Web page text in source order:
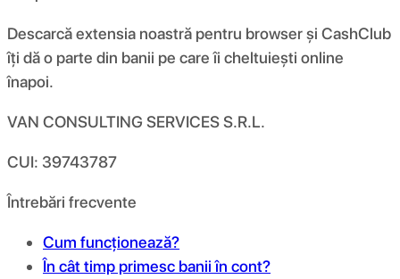
Descarcă extensia noastră pentru browser și CashClub
îți dă o parte din banii pe care îi cheltuiești online
înapoi.
VAN CONSULTING SERVICES S.R.L.
CUI: 39743787
Întrebări frecvente
Cum funcționează?
În cât timp primesc banii în cont?